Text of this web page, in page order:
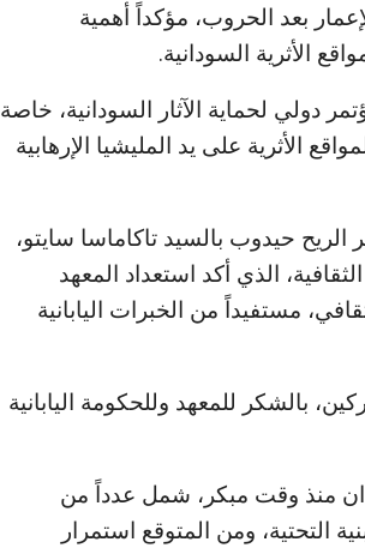
بعد الحروب، مؤكداً أهمية
الأثرية السودانية.
دولي لحماية الآثار السودانية، خاصة
الأثرية على يد المليشيا الإرهابية
حيدوب بالسيد تاكاماسا سايتو،
الذي أكد استعداد المعهد
مستفيداً من الخبرات اليابانية
بالشكر للمعهد وللحكومة اليابانية
منذ وقت مبكر، شمل عدداً من
التحتية، ومن المتوقع استمرار